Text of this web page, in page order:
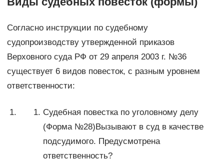
Согласно инструкции по судебному
судопроизводству утвержденной приказов
Верховного суда РФ от 29 апреля 2003 г. №36
существует 6 видов повесток, с разным уровнем
ответственности:
Судебная повестка по уголовному делу
(Форма №28)Вызывают в суд в качестве
подсудимого. Предусмотрена
ответственность?